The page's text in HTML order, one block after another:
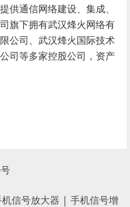
供通信网络建设、集成、
旗下拥有武汉烽火网络有
公司、武汉烽火国际技术
司等多家控股公司，资产
信号放大器 | 手机信号增